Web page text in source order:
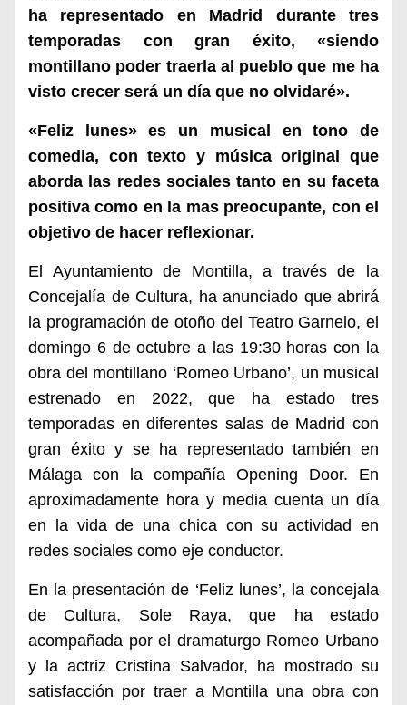
ha representado en Madrid durante tres
temporadas con gran éxito, «siendo
montillano poder traerla al pueblo que me ha
visto crecer será un día que no olvidaré».
«Feliz lunes» es un musical en tono de
comedia, con texto y música original que
aborda las redes sociales tanto en su faceta
positiva como en la mas preocupante, con el
objetivo de hacer reflexionar.
El Ayuntamiento de Montilla, a través de la
Concejalía de Cultura, ha anunciado que abrirá
la programación de otoño del Teatro Garnelo, el
domingo 6 de octubre a las 19:30 horas con la
obra del montillano ‘Romeo Urbano’, un musical
estrenado en 2022, que ha estado tres
temporadas en diferentes salas de Madrid con
gran éxito y se ha representado también en
Málaga con la compañía Opening Door. En
aproximadamente hora y media cuenta un día
en la vida de una chica con su actividad en
redes sociales como eje conductor.
En la presentación de ‘Feliz lunes’, la concejala
de Cultura, Sole Raya, que ha estado
acompañada por el dramaturgo Romeo Urbano
y la actriz Cristina Salvador, ha mostrado su
satisfacción por traer a Montilla una obra con